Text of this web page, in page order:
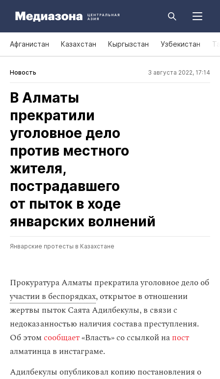
Афганистан Казахстан Кыргызстан Узбекистан
Новость 3 августа 2022, 17:14
В Алматы
прекратили
уголовное дело
против местного
жителя,
пострадавшего
от пыток в ходе
январских волнений
Январские протесты в Казахстане
Прокуратура Алматы прекратила уголовное дело об
участии в беспорядках, открытое в отношении
жертвы пыток Саята Адилбекулы, в связи с
недоказанностью наличия состава преступления.
Об этомсообщает«Власть» со ссылкой напост
алматинца в инстаграме.
Адилбекулы опубликовал копию постановления о